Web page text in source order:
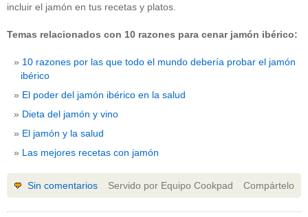
incluir el jamón en tus recetas y platos.
Temas relacionados con 10 razones para cenar jamón ibérico:
10 razones por las que todo el mundo debería probar el jamón
ibérico
El poder del jamón ibérico en la salud
Dieta del jamón y vino
El jamón y la salud
Las mejores recetas con jamón
Servido por Equipo Cookpad
Sin comentarios Compártelo